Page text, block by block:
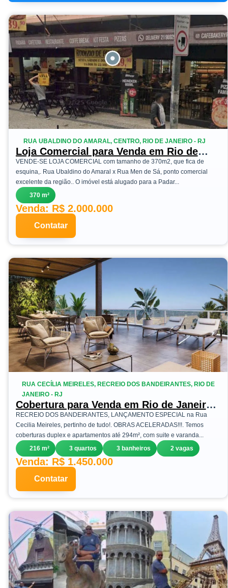
RUA UBALDINO DO AMARAL, CENTRO, RIO DE JANEIRO - RJ
Loja Comercial para Venda em Rio de
Janeiro, Centro
VENDE-SE LOJA COMERCIAL com tamanho de 370m2, que fica de
esquina,. Rua Ubaldino do Amaral x Rua Men de Sá, ponto comercial
excelente da região.. O imóvel está alugado para a Padar...
370 m²
Venda: R$ 2.000.000
Contatar
RUA CECÍLIA MEIRELES, RECREIO DOS BANDEIRANTES, RIO DE
JANEIRO - RJ
Cobertura para Venda em Rio de Janeiro,
Recreio dos Bandeirantes, 3 dormitórios,
1 suíte, 3 banheiros, 2 vagas
RECREIO DOS BANDEIRANTES, LANÇAMENTO ESPECIAL na Rua
Cecilia Meireles, pertinho de tudo!. OBRAS ACELERADAS!!!. Temos
coberturas duplex e apartamentos até 294m², com suite e varanda...
216 m²
3 quartos 3 banheiros 2 vagas
Venda: R$ 1.450.000
Contatar